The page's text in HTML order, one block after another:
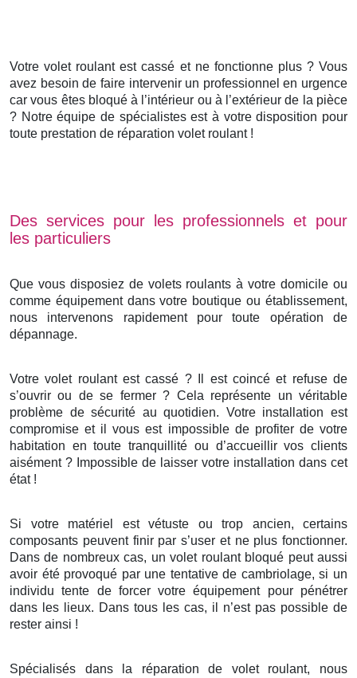
Votre volet roulant est cassé et ne fonctionne plus ? Vous
avez besoin de faire intervenir un professionnel en urgence
car vous êtes bloqué à l’intérieur ou à l’extérieur de la pièce
? Notre équipe de spécialistes est à votre disposition pour
toute prestation de réparation volet roulant !
Des services pour les professionnels et pour
les particuliers
Que vous disposiez de volets roulants à votre domicile ou
comme équipement dans votre boutique ou établissement,
nous intervenons rapidement pour toute opération de
dépannage.
Votre volet roulant est cassé ? Il est coincé et refuse de
s’ouvrir ou de se fermer ? Cela représente un véritable
problème de sécurité au quotidien. Votre installation est
compromise et il vous est impossible de profiter de votre
habitation en toute tranquillité ou d’accueillir vos clients
aisément ? Impossible de laisser votre installation dans cet
état !
Si votre matériel est vétuste ou trop ancien, certains
composants peuvent finir par s’user et ne plus fonctionner.
Dans de nombreux cas, un volet roulant bloqué peut aussi
avoir été provoqué par une tentative de cambriolage, si un
individu tente de forcer votre équipement pour pénétrer
dans les lieux. Dans tous les cas, il n’est pas possible de
rester ainsi !
Spécialisés dans la réparation de volet roulant, nous